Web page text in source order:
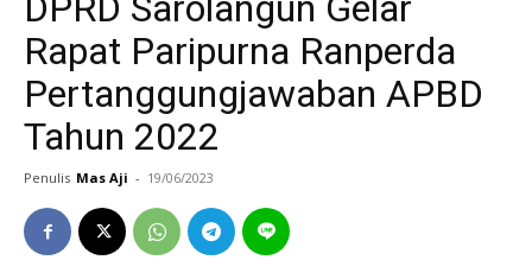
Rapat Paripurna Ranperda
Pertanggungjawaban APBD
Tahun 2022
Penulis Mas Aji - 19/06/2023